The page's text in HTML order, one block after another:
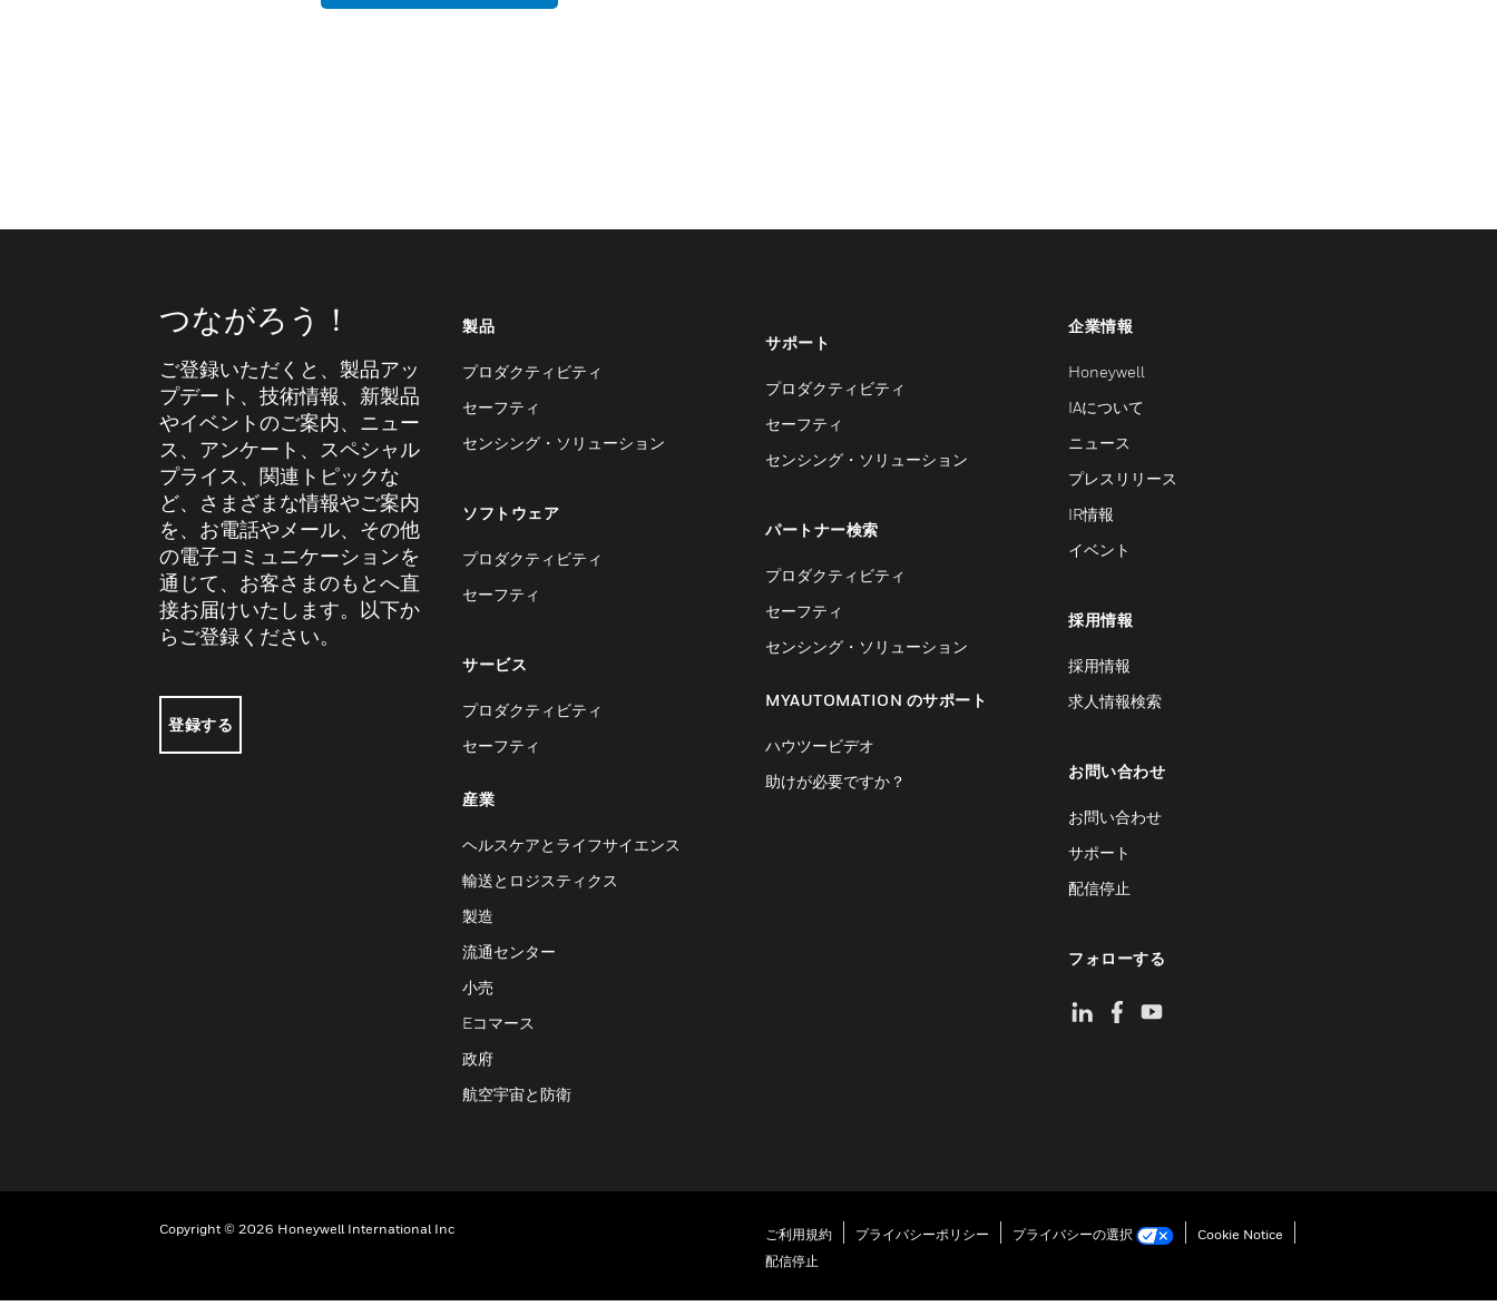
つながろう！
ご登録いただくと、製品アッ
プデート、技術情報、新製品
やイベントのご案内、ニュー
ス、アンケート、スペシャル
プライス、関連トピックな
ど、さまざまな情報やご案内
を、お電話やメール、その他
の電子コミュニケーションを
通じて、お客さまのもとへ直
接お届けいたします。以下か
らご登録ください。
登録する
製品
プロダクティビティ
セーフティ
センシング・ソリューション
ソフトウェア
プロダクティビティ
セーフティ
サービス
プロダクティビティ
セーフティ
産業
ヘルスケアとライフサイエンス
輸送とロジスティクス
製造
流通センター
小売
Eコマース
政府
航空宇宙と防衛
サポート
プロダクティビティ
セーフティ
センシング・ソリューション
パートナー検索
プロダクティビティ
セーフティ
センシング・ソリューション
MYAUTOMATION のサポート
ハウツービデオ
助けが必要ですか？
企業情報
Honeywell
IAについて
ニュース
プレスリリース
IR情報
イベント
採用情報
採用情報
求人情報検索
お問い合わせ
お問い合わせ
サポート
配信停止
フォローする
Copyright © 2026 Honeywell International Inc ご利用規約 プライバシーポリシー プライバシーの選択
Cookie Notice
配信停止